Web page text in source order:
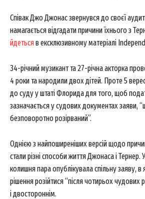
Співак Джо Джонас звернувся до своєї
намагається відгадати причини їхнього з
йдетьсяв ексклюзивному матеріалі
34-річний музикант та 27-річна акторка
4 роки та народили двох дітей. Проте 5
до суду у штаті Флорида для того, щоб
зазначається у судових документах заяви,
безповоротно розірваний”.
Однією з найпоширеніших версій щодо
стали різні способи життя Джонаса і Тернер.
колишня пара опублікувала спільну заяву, в
рішення розійтися “після чотирьох чудових
і двостороннім.